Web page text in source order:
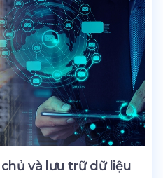
và lưu trữ dữ liệu